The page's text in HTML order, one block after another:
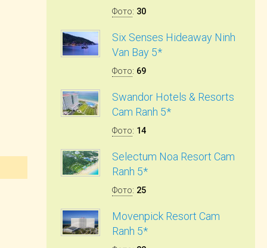
Фото: 30
Six Senses Hideaway Ninh
Van Bay 5*
Фото: 69
Swandor Hotels & Resorts
Cam Ranh 5*
Фото: 14
Selectum Noa Resort Cam
Ranh 5*
Фото: 25
Movenpick Resort Cam
Ranh 5*